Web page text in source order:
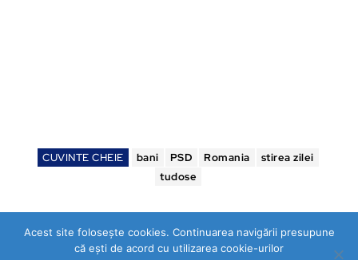
CUVINTE CHEIE bani PSD Romania
stirea zilei
tudose
Acest site folosește cookies. Continuarea navigării presupune
că ești de acord cu utilizarea cookie-urilor